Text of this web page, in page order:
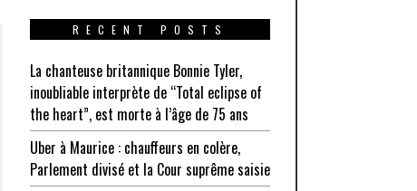
RECENT POSTS
La chanteuse britannique Bonnie Tyler,
inoubliable interprète de “Total eclipse of
the heart”, est morte à l’âge de 75 ans
Uber à Maurice : chauffeurs en colère,
Parlement divisé et la Cour suprême saisie